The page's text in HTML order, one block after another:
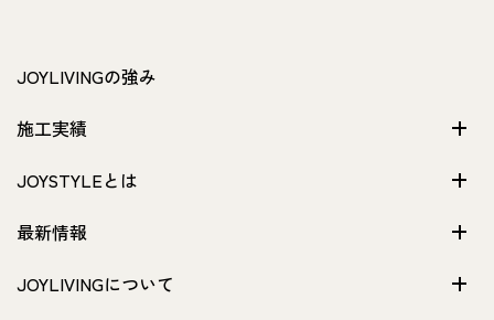
JOYLIVINGの強み
施工実績
JOYSTYLEとは
最新情報
JOYLIVINGについて